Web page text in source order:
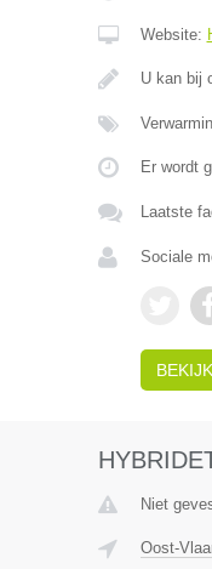
Website:
U kan bij
Er wordt
Laatste
Sociale
Niet
Oost-